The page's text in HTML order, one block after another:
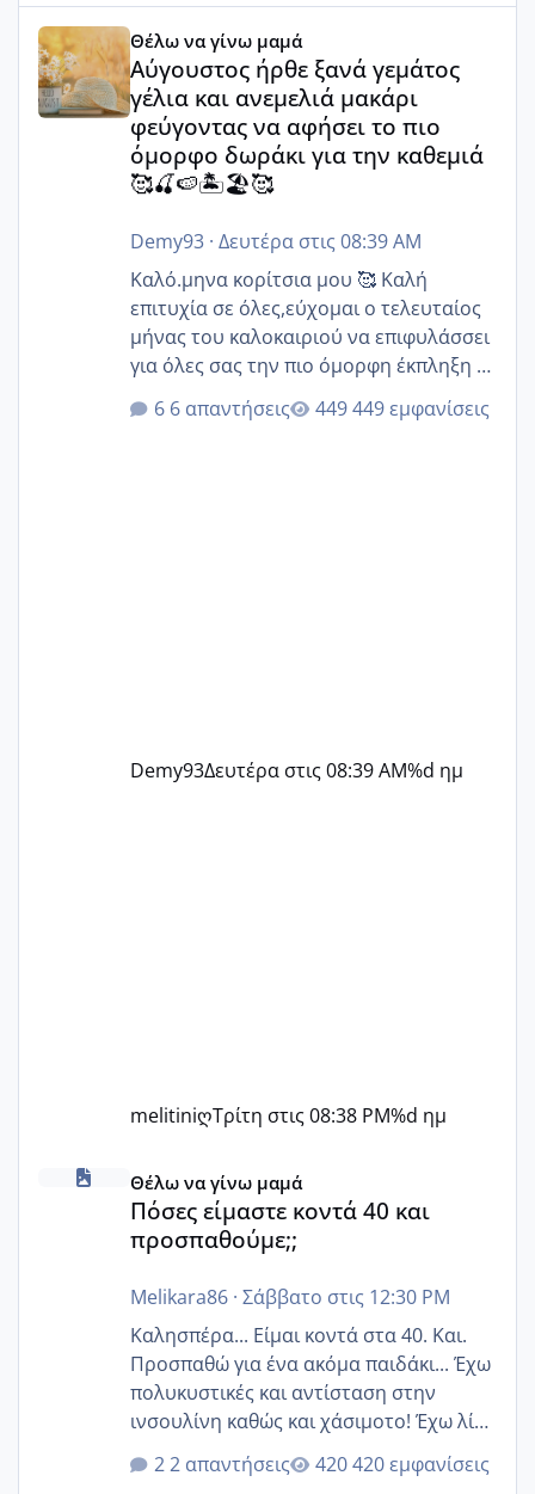
Αύγουστος ήρθε ξανά γεμάτος γέλια και ανεμελιά
Θέλω να γίνω μαμά
Αύγουστος ήρθε ξανά γεμάτος
γέλια και ανεμελιά μακάρι
φεύγοντας να αφήσει το πιο
όμορφο δωράκι για την καθεμιά
🥰🍒🍉🏝️🏖️🥰
Demy93· Δευτέρα στις 08:39 AM
Καλό.μηνα κορίτσια μου 🥰 Καλή
επιτυχία σε όλες,εύχομαι ο τελευταίος
μήνας του καλοκαιριού να επιφυλάσσει
για όλες σας την πιο όμορφη έκπληξη 🧿
@Elk @Melikara86 @Παρασκευαιδου
@Zenia z @melitiniღ @Christi.D.
6 απαντήσεις 449 εμφανίσεις
Demy93Δευτέρα στις 08:39 AM%d ημ
melitiniღΤρίτη στις 08:38 PM%d ημ
Πόσες είμαστε κοντά 40 και προσπαθούμε;;
Θέλω να γίνω μαμά
Πόσες είμαστε κοντά 40 και
προσπαθούμε;;
Melikara86· Σάββατο στις 12:30 PM
Καλησπέρα... Είμαι κοντά στα 40. Και.
Προσπαθώ για ένα ακόμα παιδάκι... Έχω
πολυκυστικές και αντίσταση στην
ινσουλίνη καθώς και χάσιμοτο! Έχω λίγα
κιλά παραπάνω και όσο κ αν προσπαθώ
δεν χάνω εύκολα! Προσπαθώ για ακόμη
2 απαντήσεις 420 εμφανίσεις